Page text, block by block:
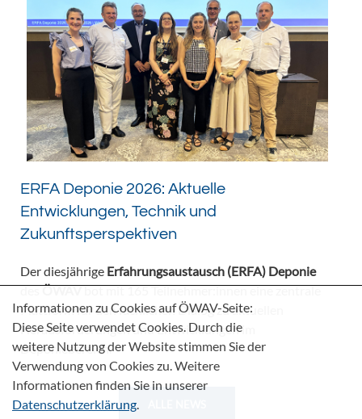
ERFA Deponie 2026: Aktuelle
Entwicklungen, Technik und
Zukunftsperspektiven
Der diesjährige Erfahrungsaustausch (ERFA) Deponie
desÖWAVbot mit 165 Teilnehmer:innen eine zentrale
Plattform für den fachlichen Dialog zu aktuellen
Herausforderungen und Entwicklungen im
Deponiebereich.
Informationen zu Cookies auf ÖWAV-Seite:
Diese Seite verwendet Cookies. Durch die
weitere Nutzung der Website stimmen Sie der
Verwendung von Cookies zu. Weitere
Informationen finden Sie in unserer
Datenschutzerklärung.